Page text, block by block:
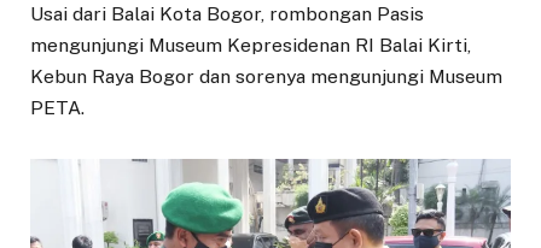
Usai dari Balai Kota Bogor, rombongan Pasis
mengunjungi Museum Kepresidenan RI Balai Kirti,
Kebun Raya Bogor dan sorenya mengunjungi Museum
PETA.